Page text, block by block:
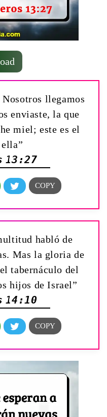
llegamos
enviaste, la que
miel; este es el
13:27
habló de
Mas la gloria de
tabernáculo del
hijos de Israel”
14:10